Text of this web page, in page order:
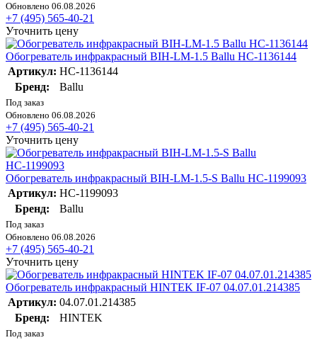
Обновлено 06.08.2026
+7 (495) 565-40-21
Уточнить цену
Обогреватель инфракрасный BIH-LM-1.5 Ballu НС-1136144
Артикул: НС-1136144
Бренд:
Ballu
Под заказ
Обновлено 06.08.2026
+7 (495) 565-40-21
Уточнить цену
Обогреватель инфракрасный BIH-LM-1.5-S Ballu НС-1199093
Артикул: НС-1199093
Бренд:
Ballu
Под заказ
Обновлено 06.08.2026
+7 (495) 565-40-21
Уточнить цену
Обогреватель инфракрасный HINTEK IF-07 04.07.01.214385
Артикул: 04.07.01.214385
Бренд:
HINTEK
Под заказ